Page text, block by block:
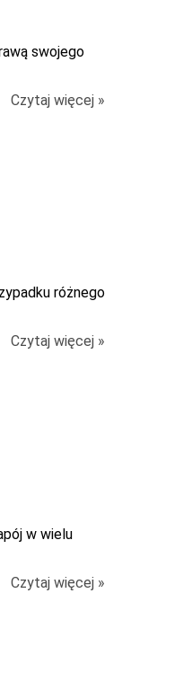
swojego
Czytaj więcej »
różnego
Czytaj więcej »
w wielu
Czytaj więcej »